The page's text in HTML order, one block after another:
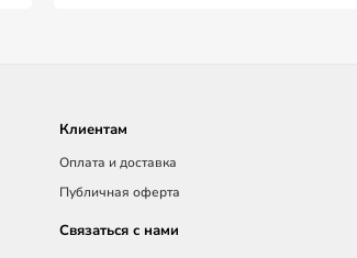
Клиентам
Оплата и доставка
Публичная оферта
Связаться с нами